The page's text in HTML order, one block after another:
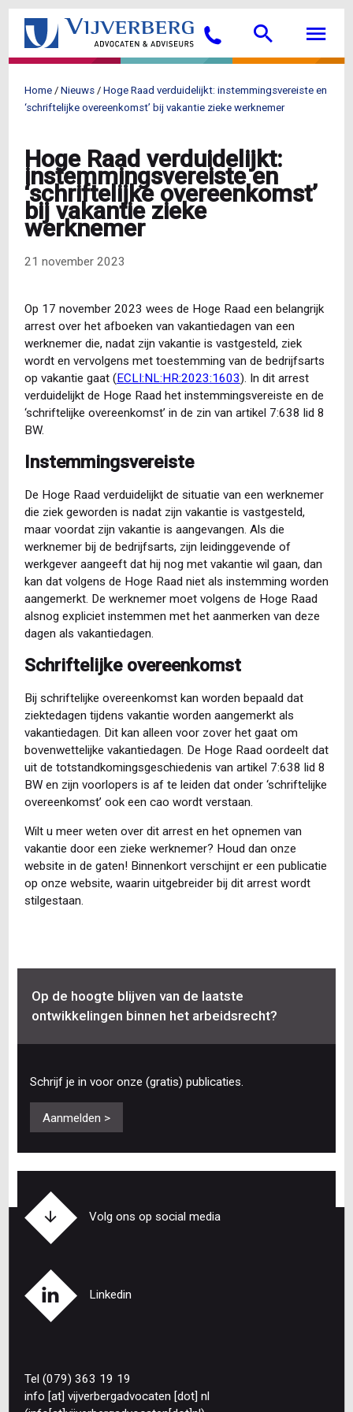
Overslaan
de
gaan
Bellen Search
Kruimelpad
Home Nieuws
Hoge Raad verduidelijkt: instemmingsvereiste en
‘schriftelijke overeenkomst’ bij vakantie zieke werknemer
Hoge Raad verduidelijkt:
instemmingsvereiste en
‘schriftelijke overeenkomst’
bij vakantie zieke
werknemer
21 november 2023
Op 17 november 2023 wees de Hoge Raad een belangrijk
arrest over het afboeken van vakantiedagen van een
werknemer die, nadat zijn vakantie is vastgesteld, ziek
wordt en vervolgens met toestemming van de bedrijfsarts
op vakantie gaat (ECLI:NL:HR:2023:1603). In dit arrest
verduidelijkt de Hoge Raad het instemmingsvereiste en de
‘schriftelijke overeenkomst’ in de zin van artikel 7:638 lid 8
BW.
Instemmingsvereiste
De Hoge Raad verduidelijkt de situatie van een werknemer
die ziek geworden is nadat zijn vakantie is vastgesteld,
maar voordat zijn vakantie is aangevangen. Als die
werknemer bij de bedrijfsarts, zijn leidinggevende of
werkgever aangeeft dat hij nog met vakantie wil gaan, dan
kan dat volgens de Hoge Raad niet als instemming worden
aangemerkt. De werknemer moet volgens de Hoge Raad
alsnog expliciet instemmen met het aanmerken van deze
dagen als vakantiedagen.
Schriftelijke overeenkomst
Bij schriftelijke overeenkomst kan worden bepaald dat
ziektedagen tijdens vakantie worden aangemerkt als
vakantiedagen. Dit kan alleen voor zover het gaat om
bovenwettelijke vakantiedagen. De Hoge Raad oordeelt dat
uit de totstandkomingsgeschiedenis van artikel 7:638 lid 8
BW en zijn voorlopers is af te leiden dat onder ‘schriftelijke
overeenkomst’ ook een cao wordt verstaan.
Wilt u meer weten over dit arrest en het opnemen van
vakantie door een zieke werknemer? Houd dan onze
website in de gaten! Binnenkort verschijnt er een publicatie
op onze website, waarin uitgebreider bij dit arrest wordt
stilgestaan.
Op de hoogte blijven van de laatste
ontwikkelingen binnen het arbeidsrecht?
Schrijf je in voor onze (gratis) publicaties.
Aanmelden >
Volg ons op social media
Linkedin
Tel (079) 363 19 19
info [at] vijverbergadvocaten [dot] nl